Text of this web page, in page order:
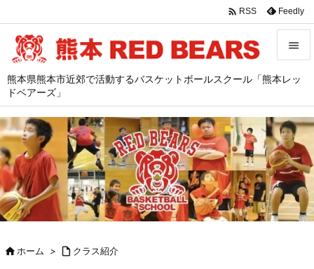
熊本県熊本市近郊で活動するバスケットボールスクール「熊本レッ
ドベアーズ」



サイド

前へ

次へ

 RSS Feedly
ホーム >  クラス紹介